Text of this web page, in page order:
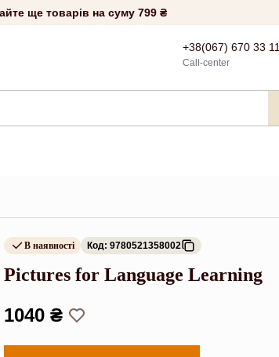
ще товарів на суму 799 ₴
+38(067) 670 33 11
Call-center
В наявності Код: 9780521358002
Pictures for Language Learning
1040 ₴